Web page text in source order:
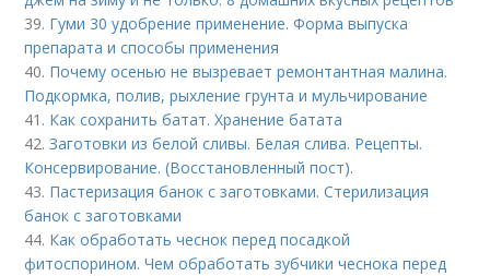
39. Гуми 30 удобрение применение. Форма выпуска
препарата и способы применения
40. Почему осенью не вызревает ремонтантная малина.
Подкормка, полив, рыхление грунта и мульчирование
41. Как сохранить батат. Хранение батата
42.Заготовки из белой сливы. Белая слива. Рецепты.
Консервирование. (Восстановленный пост).
43. Пастеризация банок с заготовками. Стерилизация
банок с заготовками
44. Как обработать чеснок перед посадкой
фитоспорином. Чем обработать зубчики чеснока перед